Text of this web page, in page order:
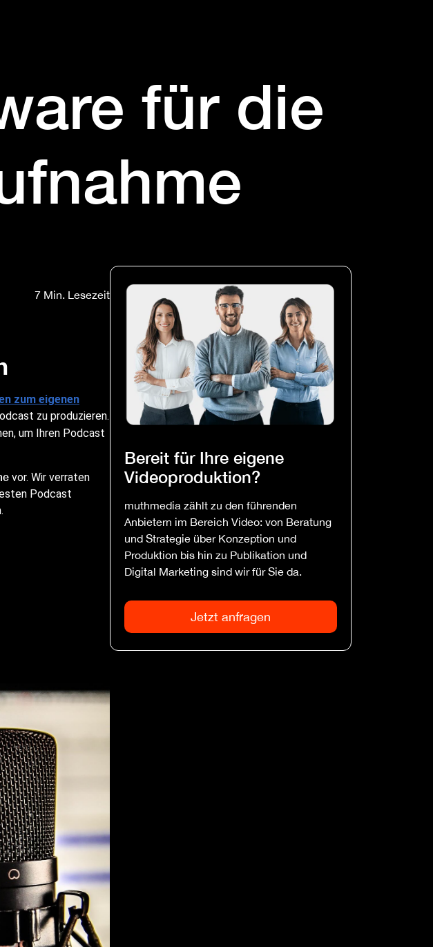
für die
7 Min. Lesezeit
zum eigenen
zu produzieren.
um Ihren Podcast
vor. Wir verraten
Podcast
Bereit für Ihre eigene
Videoproduktion?
muthmedia zählt zu den führenden
Anbietern im Bereich Video: von Beratung
und Strategie über Konzeption und
Produktion bis hin zu Publikation und
Digital Marketing sind wir für Sie da.
Jetzt anfragen